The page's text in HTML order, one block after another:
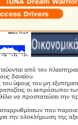
από τον
δανείου.
ύψους του μη
οι εκπρόσωποι
να προστατεύσει την
που
την ολοκλήρωση της